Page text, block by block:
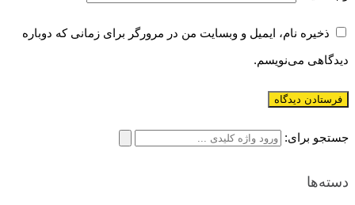
ذخیره نام، ایمیل و وبسایت من در مرورگر برای زمانی که دوباره
دیدگاهی می‌نویسم.
جستجو برای:
دسته‌ها